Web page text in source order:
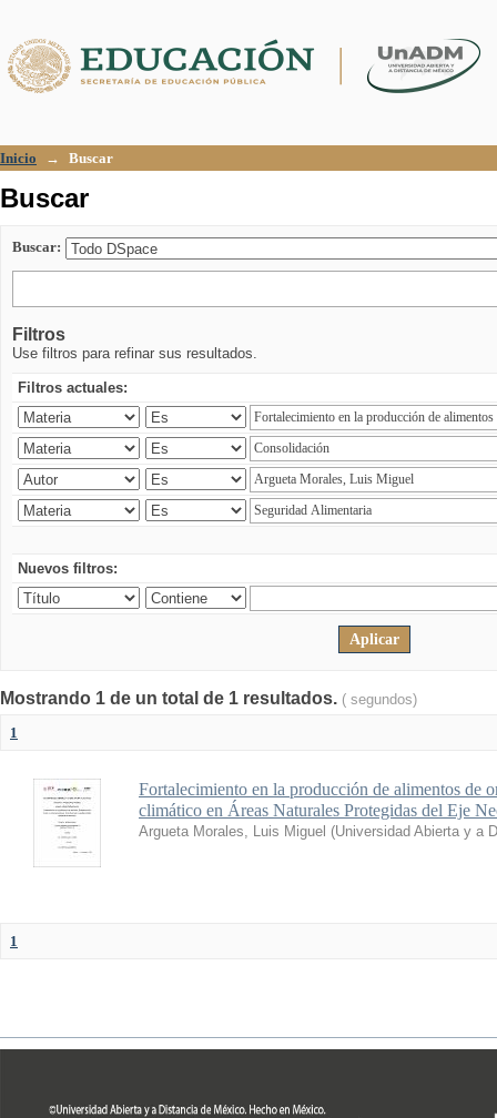
Inicio → Buscar
Buscar
Buscar:
Filtros
Use filtros para refinar sus resultados.
Filtros actuales:
Nuevos filtros:
Mostrando 1 de un total de 1 resultados. ( segundos)
1
Fortalecimiento en la producción de alimentos de
climático en Áreas Naturales Protegidas del Eje
Argueta Morales, Luis Miguel (Universidad Abierta y a
1